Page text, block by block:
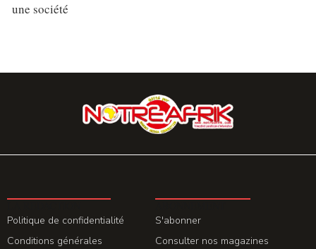
une société
Politique de confidentialité
Conditions générales
S'abonner
Consulter nos magazines